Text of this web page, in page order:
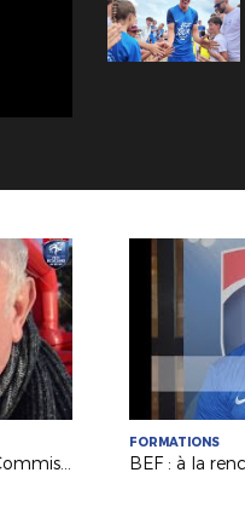
Présentation de notre nouvelle Commission Handisport !
FORMATIONS